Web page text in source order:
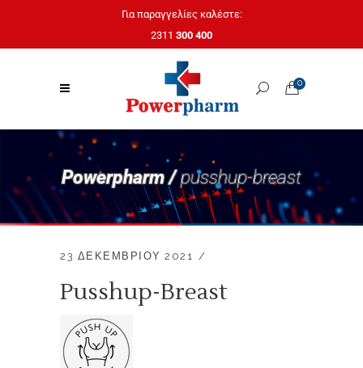
Για παραγγελίες καλέστε:
2311 300 400
0
Powerpharm /pusshup-breast
23 ΔΕΚΕΜΒΡΊΟΥ 2021
Pusshup-Breast